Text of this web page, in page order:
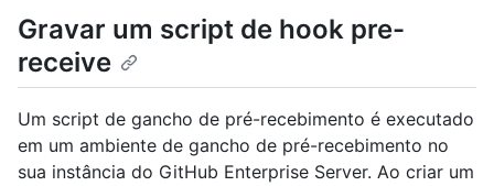
Gravar um script de hook pre-
receive
Um script de gancho de pré-recebimento é executado
em um ambiente de gancho de pré-recebimento no
sua instância do GitHub Enterprise Server. Ao criar um